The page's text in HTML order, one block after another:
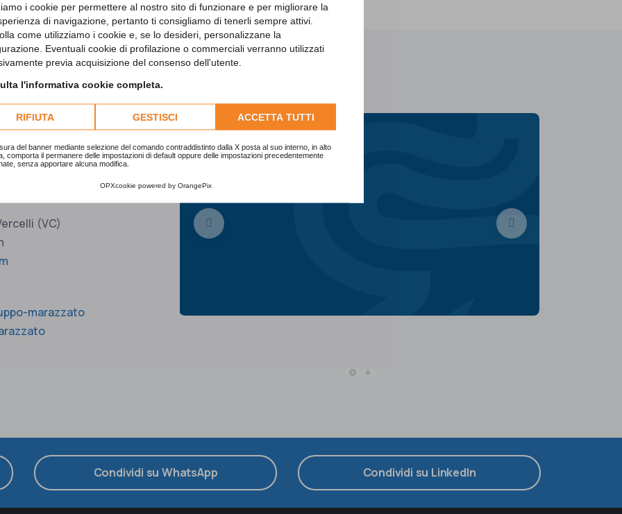
i cookie per permettere al nostro sito di funzionare e per migliorare la
di navigazione, pertanto ti consigliamo di tenerli sempre attivi.
come utilizziamo i cookie e, se lo desideri, personalizzane la
Eventuali cookie di profilazione o commerciali verranno utilizzati
previa acquisizione del consenso dell'utente.
l'informativa cookie completa.
RIFIUTA GESTISCI ACCETTA TUTTI
del banner mediante selezione del comando contraddistinto dalla X posta al suo interno, in alto
comporta il permanere delle impostazioni di default oppure delle impostazioni precedentemente
senza apportare alcuna modifica.
OPXcookie powered by OrangePix
Vercelli
(VC)
marazzato
Condividi su WhatsApp Condividi su LinkedIn